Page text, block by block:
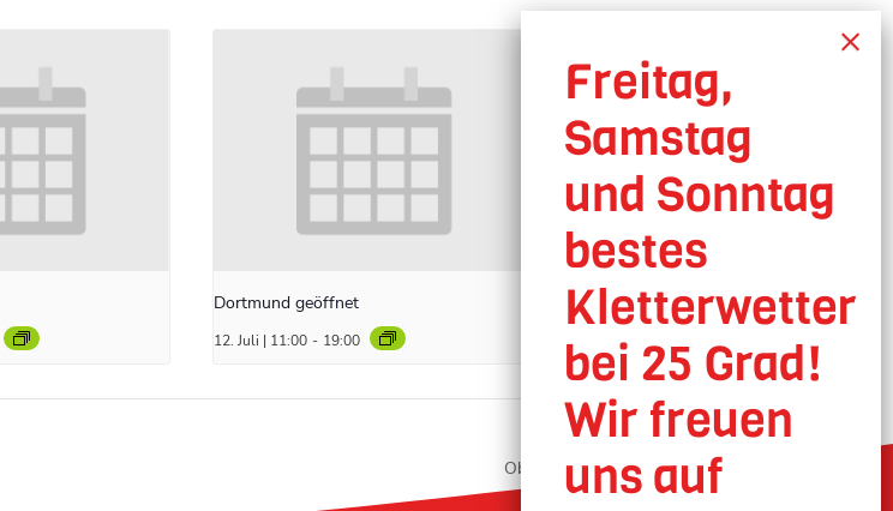
Dortmund geöffnet
12. Juli | 11:00 - 19:00
Oberhausen geöffnet